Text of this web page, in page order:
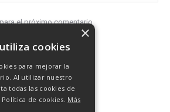
el próximo comentario
cookies
para mejorar la
Al utilizar nuestro
todas las cookies de
de cookies. Más
×